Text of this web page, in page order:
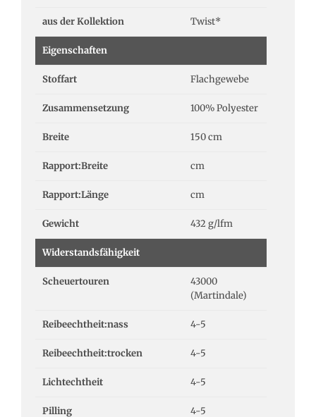
aus der Kollektion Twist*
Eigenschaften
Stoffart Flachgewebe
Zusammensetzung 100% Polyester
Breite 150 cm
Rapport:Breite cm
Rapport:Länge cm
Gewicht 432 g/lfm
Widerstandsfähigkeit
Scheuertouren
43000
(Martindale)
Reibeechtheit:nass 4-5
Reibeechtheit:trocken 4-5
Lichtechtheit 4-5
Pilling 4-5